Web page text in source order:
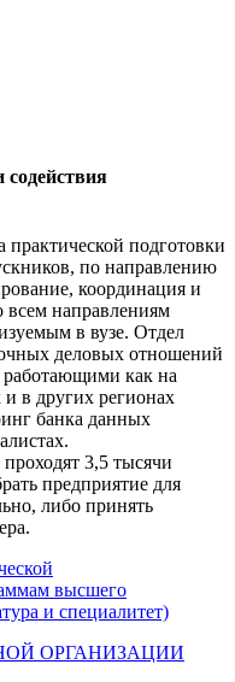
содействия
практической подготовки
по направлению
координация и
всем направлениям
в вузе. Отдел
деловых отношений
работающими как на
в других регионах
банка данных
3,5 тысячи
предприятие для
либо принять
высшего
и специалитет)
ОРГАНИЗАЦИИ